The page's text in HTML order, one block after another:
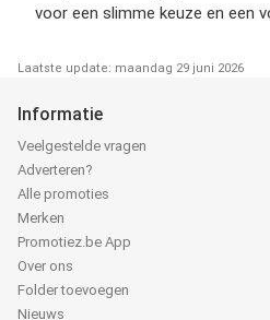
voor een slimme keuze en een
Laatste update: maandag 29 juni 2026
Informatie
Veelgestelde vragen
Adverteren?
Alle promoties
Merken
Promotiez.be App
Over ons
Folder toevoegen
Nieuws